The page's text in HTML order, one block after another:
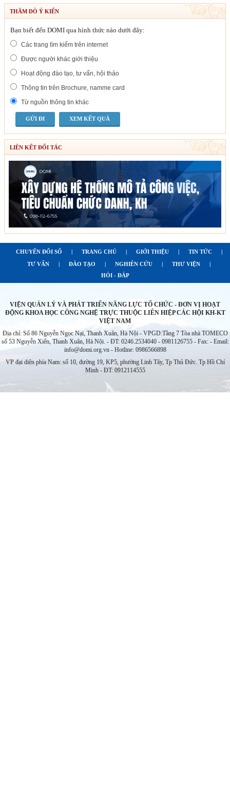
THĂM DÒ Ý KIẾN
Bạn biết đến DOMI qua hình thức nào dưới đây:
Các trang tìm kiếm trên internet
Được người khác giới thiệu
Hoạt động đào tạo, tư vấn, hội thảo
Thông tin trên Brochure, namme card
Từ nguồn thông tin khác
XEM KẾT QUẢ
LIÊN KẾT ĐỐI TÁC
CHUYỂN ĐỔI SỐ | TRANG CHỦ | GIỚI THIỆU | TIN TỨC
|
TƯ VẤN
| ĐÀO TẠO | NGHIÊN CỨU | THƯ VIỆN
|
HỎI - ĐÁP
VIỆN QUẢN LÝ VÀ PHÁT TRIỂN NĂNG LỰC TỔ CHỨC - ĐƠN VỊ HOẠT
ĐỘNG KHOA HỌC CÔNG NGHỆ TRỰC THUỘC LIÊN HIỆP CÁC HỘI KH-KT
VIỆT NAM
Địa chỉ: Số 86 Nguyễn Ngọc Nại, Thanh Xuân, Hà Nội - VPGD:Tầng 7 Tòa nhà TOMECO
số 53 Nguyễn Xiển, Thanh Xuân, Hà Nội. - ĐT: 0246.2534040 - 0981126755 - Fax: - Email:
info@domi.org.vn - Hotline: 0986566898
VP đại diện phía Nam: số 10, đường 19, KP5, phường Linh Tây, Tp Thủ Đức. Tp Hồ Chí
Minh - ĐT: 0912114555